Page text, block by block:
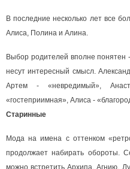
В последние несколько лет все
Алиса, Полина и Алина.
Выбор родителей вполне понятен
несут интересный смысл.
Артем - «невредимый»,
«гостеприимная», Алиса -
Старинные
Мода на имена с оттенком
продолжает набирать обороты.